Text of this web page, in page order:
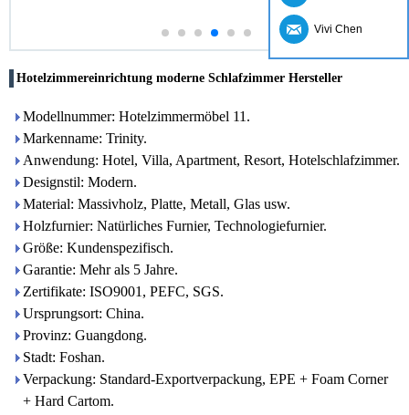
Hotelzimmereinrichtung moderne Schlafzimmer Hersteller
Modellnummer: Hotelzimmermöbel 11.
Markenname: Trinity.
Anwendung: Hotel, Villa, Apartment, Resort, Hotelschlafzimmer.
Designstil: Modern.
Material: Massivholz, Platte, Metall, Glas usw.
Holzfurnier: Natürliches Furnier, Technologiefurnier.
Größe: Kundenspezifisch.
Garantie: Mehr als 5 Jahre.
Zertifikate: ISO9001, PEFC, SGS.
Ursprungsort: China.
Provinz: Guangdong.
Stadt: Foshan.
Verpackung: Standard-Exportverpackung, EPE + Foam Corner
+ Hard Cartom.
Vivi Chen